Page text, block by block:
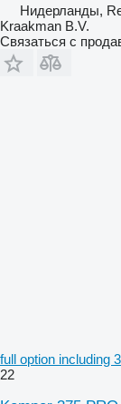
Нидерланды,
Kraakman B.V.
Связаться с
full option including
22